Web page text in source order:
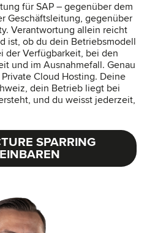
für SAP – gegenüber dem
Geschäftsleitung, gegenüber
Verantwortung allein reicht
ist, ob du dein Betriebsmodell
der Verfügbarkeit, bei den
und im Ausnahmefall. Genau
Cloud Hosting. Deine
dein Betrieb liegt bei
und du weisst jederzeit,
SPARRING